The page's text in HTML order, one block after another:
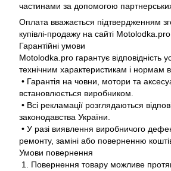
частинами за допомогою партнерських
Оплата вважається підтвердженням
купівлі-продажу на сайті
Гарантійні умови
Motolodka.pro гарантує відповідність
технічним характеристикам і нормам
• Гарантія на човни, мотори та
встановлюється виробником.
• Всі рекламації розглядаються
законодавства України.
• У разі виявлення виробничого
ремонту, заміні або поверненню
Умови повернення
1. Повернення товару можливе